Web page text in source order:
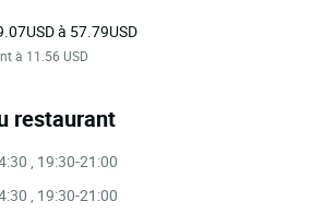
à 57.79USD
à 11.56 USD
restaurant
, 19:30-21:00
, 19:30-21:00